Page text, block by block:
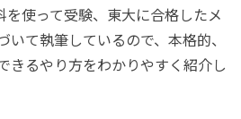
使って受験、東大に合格したメ
いて執筆しているので、本格的、
きるやり方をわかりやすく紹介し